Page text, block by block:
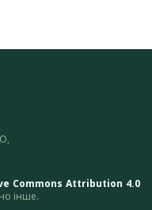
Commons Attribution 4.0
інше.